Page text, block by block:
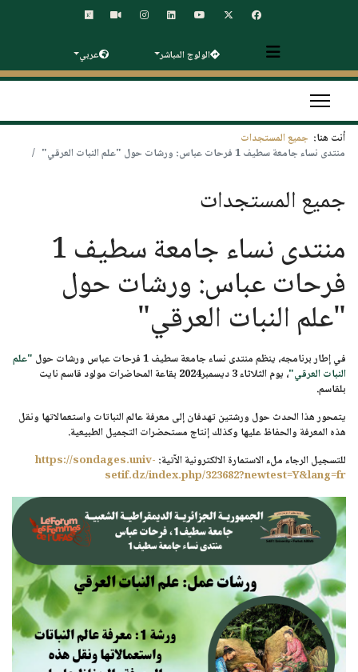
الولوج المباشر عربي
أنت هنا: جميع المستجدات
منتدى نساء جامعة سطيف 1 فرحات عباس: ورشات حول "علم النبات العرقي"
جميع المستجدات
منتدى نساء جامعة سطيف 1
فرحات عباس: ورشات حول
"علم النبات العرقي"
في إطار برنامجه، ينظم منتدى نساءجامعة سطيف 1 فرحات عباس ورشات حول "علم
النبات العرقي"، يومالثلاثاء 3 ديسمبر2024
بقاعة المحاضرات مولود قاسم نايت
بلقاسم.
يتمحور هذا الحدث حول ورشتين تهدفان إلى معرفة عالم النباتات واستعمالاتها ونقل
هذه المعرفة والحفاظ عليها وكذلك إنتاج مستحضرات التجميل الطبيعية.
للتسجيل الرجاء ملء الاستمارة الالكترونية الآتية: https://sondages.univ-
setif.dz/index.php/323682?newtest=Y&lang=fr